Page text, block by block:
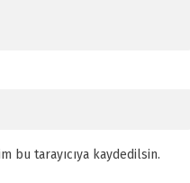
bu tarayıcıya kaydedilsin.